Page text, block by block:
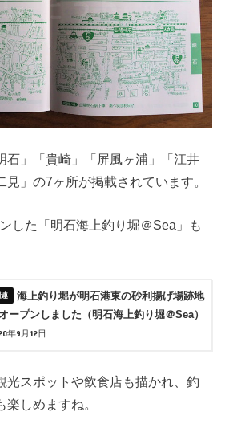
石」「貴崎」「屏風ヶ浦」「江井
見」の7ヶ所が掲載されています。
した「明石海上釣り堀＠Sea」も
海上釣り堀が明石港東の砂利揚げ場跡地
ープンしました（明石海上釣り堀＠Sea）
年9月12日
光スポットや飲食店も描かれ、釣
しめますね。